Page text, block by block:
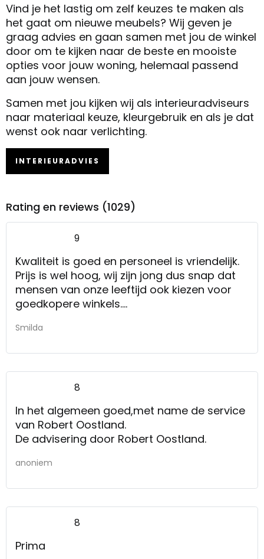
Vind je het lastig om zelf keuzes te maken als
het gaat om nieuwe meubels? Wij geven je
graag advies en gaan samen met jou de winkel
door om te kijken naar de beste en mooiste
opties voor jouw woning, helemaal passend
aan jouw wensen.
Samen met jou kijken wij als interieuradviseurs
naar materiaal keuze, kleurgebruik en als je dat
wenst ook naar verlichting.
INTERIEURADVIES
Rating en reviews (1029)
9
Kwaliteit is goed en personeel is vriendelijk.
Prijs is wel hoog, wij zijn jong dus snap dat
mensen van onze leeftijd ook kiezen voor
goedkopere winkels.
Smilda
8
In het algemeen goed,met name de service
van Robert Oostland.
De advisering door Robert Oostland.
anoniem
8
Prima